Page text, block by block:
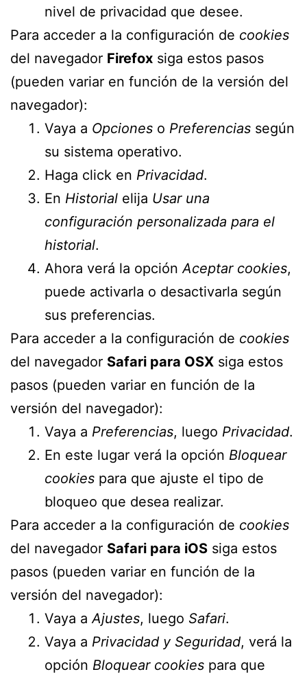
nivel de privacidad que desee.
Para acceder a la configuración de cookies
del navegador Firefox siga estos pasos
(pueden variar en función de la versión del
navegador):
Vaya a Opciones o Preferencias según
su sistema operativo.
Haga click en Privacidad.
En Historial elija Usar una
configuración personalizada para el
historial.
Ahora verá la opción Aceptar cookies,
puede activarla o desactivarla según
sus preferencias.
Para acceder a la configuración de cookies
del navegador Safari para OSX siga estos
pasos (pueden variar en función de la
versión del navegador):
Vaya a Preferencias, luego Privacidad.
En este lugar verá la opción Bloquear
cookies para que ajuste el tipo de
bloqueo que desea realizar.
Para acceder a la configuración de cookies
del navegador Safari para iOS siga estos
pasos (pueden variar en función de la
versión del navegador):
Vaya a Ajustes, luego Safari.
Vaya a Privacidad y Seguridad, verá la
opción Bloquear cookies para que